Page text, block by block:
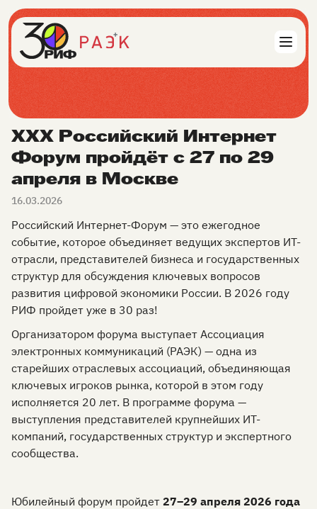
XXX Российский Интернет
Форум пройдёт с 27 по 29
апреля в Москве
16.03.2026
Российский Интернет-Форум — это ежегодное
событие, которое объединяет ведущих экспертов ИТ-
отрасли, представителей бизнеса и государственных
структур для обсуждения ключевых вопросов
развития цифровой экономики России. В 2026 году
РИФ пройдет уже в 30 раз!
Организатором форума выступает Ассоциация
электронных коммуникаций (РАЭК) — одна из
старейших отраслевых ассоциаций, объединяющая
ключевых игроков рынка, которой в этом году
исполняется 20 лет. В программе форума —
выступления представителей крупнейших ИТ-
компаний, государственных структур и экспертного
сообщества.
Юбилейный форум пройдет 27–29 апреля 2026 года